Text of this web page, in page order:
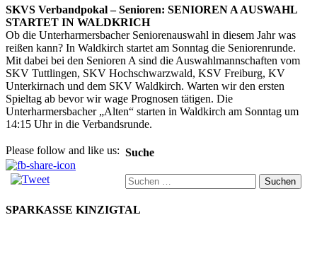
SKVS Verbandpokal – Senioren: SENIOREN A AUSWAHL
STARTET IN WALDKRICH
Ob die Unterharmersbacher Seniorenauswahl in diesem Jahr was
reißen kann? In Waldkirch startet am Sonntag die Seniorenrunde.
Mit dabei bei den Senioren A sind die Auswahlmannschaften vom
SKV Tuttlingen, SKV Hochschwarzwald, KSV Freiburg, KV
Unterkirnach und dem SKV Waldkirch. Warten wir den ersten
Spieltag ab bevor wir wage Prognosen tätigen. Die
Unterharmersbacher „Alten“ starten in Waldkirch am Sonntag um
14:15 Uhr in die Verbandsrunde.
Please follow and like us: Suche
Suchen
nach:
SPARKASSE KINZIGTAL